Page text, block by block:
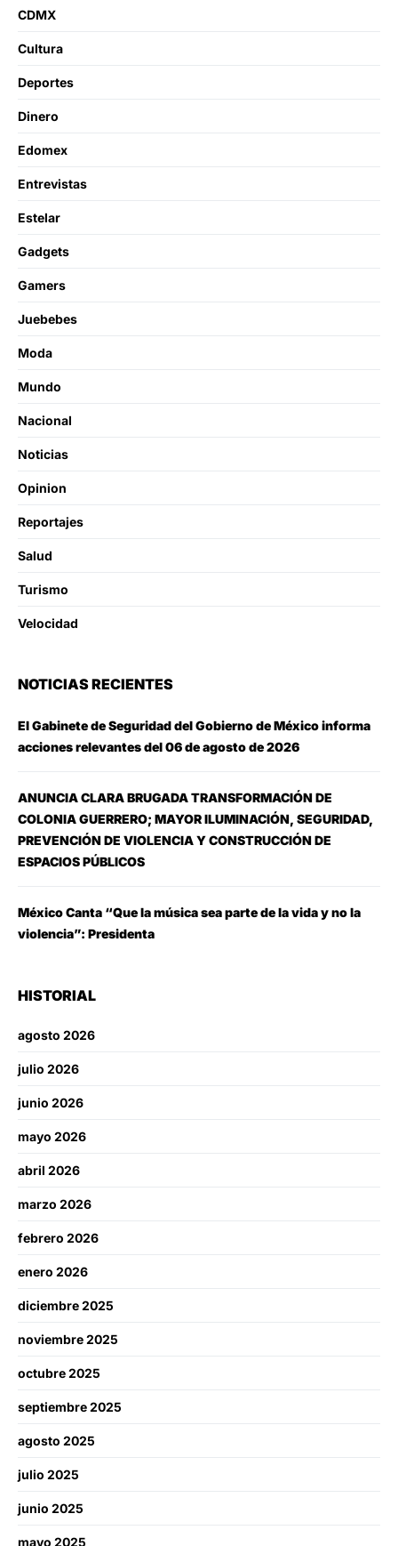
CDMX
Cultura
Deportes
Dinero
Edomex
Entrevistas
Estelar
Gadgets
Gamers
Juebebes
Moda
Mundo
Nacional
Noticias
Opinion
Reportajes
Salud
Turismo
Velocidad
NOTICIAS RECIENTES
El Gabinete de Seguridad del Gobierno de México informa
acciones relevantes del 06 de agosto de 2026
ANUNCIA CLARA BRUGADA TRANSFORMACIÓN DE
COLONIA GUERRERO; MAYOR ILUMINACIÓN, SEGURIDAD,
PREVENCIÓN DE VIOLENCIA Y CONSTRUCCIÓN DE
ESPACIOS PÚBLICOS
México Canta “Que la música sea parte de la vida y no la
violencia”: Presidenta
HISTORIAL
agosto 2026
julio 2026
junio 2026
mayo 2026
abril 2026
marzo 2026
febrero 2026
enero 2026
diciembre 2025
noviembre 2025
octubre 2025
septiembre 2025
agosto 2025
julio 2025
junio 2025
mayo 2025